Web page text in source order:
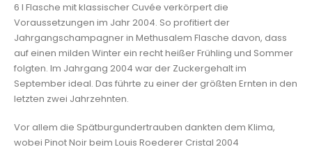
6 l Flasche mit klassischer Cuvée verkörpert die
Voraussetzungen im Jahr 2004. So profitiert der
Jahrgangschampagner in Methusalem Flasche davon, dass
auf einen milden Winter ein recht heißer Frühling und Sommer
folgten. Im Jahrgang 2004 war der Zuckergehalt im
September ideal. Das führte zu einer der größten Ernten in den
letzten zwei Jahrzehnten.
Vor allem die Spätburgundertrauben dankten dem Klima,
wobei Pinot Noir beim Louis Roederer Cristal 2004